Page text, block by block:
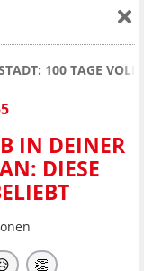
100 TAGE
IN DEINER
DIESE
👏